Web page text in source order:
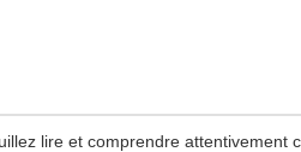
lire et comprendre attentivement